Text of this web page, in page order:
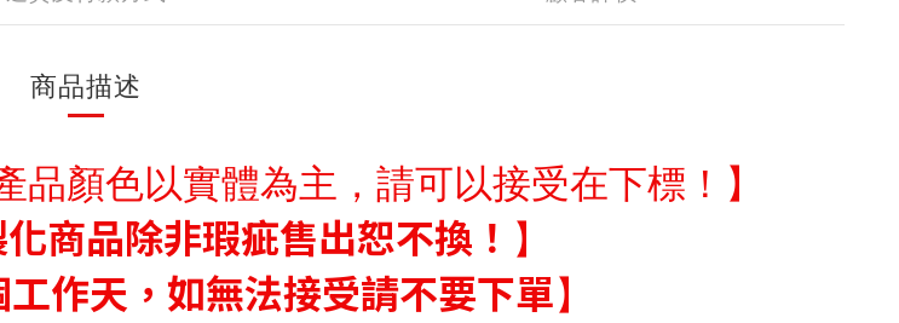
商品描述
品顏色以實體為主，請可以接受在下標！】
商品除非瑕疵售出恕不換！ 】
工作天，如無法接受請不要下單】